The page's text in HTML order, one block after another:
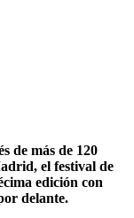
de más de 120
el festival de
edición con
delante.